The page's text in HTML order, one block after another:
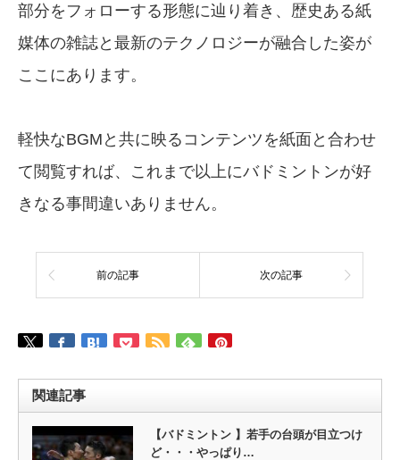
部分をフォローする形態に辿り着き、歴史ある紙
媒体の雑誌と最新のテクノロジーが融合した姿が
ここにあります。
軽快なBGMと共に映るコンテンツを紙面と合わせ
て閲覧すれば、これまで以上にバドミントンが好
きなる事間違いありません。
前の記事 次の記事
関連記事
【バドミントン 】若手の台頭が目立つけ
ど・・・やっぱり…